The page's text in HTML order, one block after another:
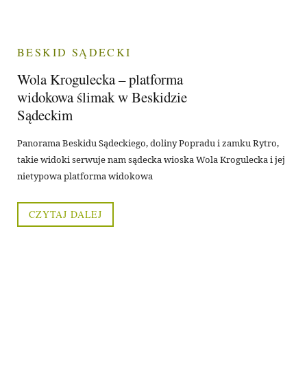
BESKID SĄDECKI
Wola Krogulecka – platforma
widokowa ślimak w Beskidzie
Sądeckim
Panorama Beskidu Sądeckiego, doliny Popradu i zamku Rytro,
takie widoki serwuje nam sądecka wioska Wola Krogulecka i jej
nietypowa platforma widokowa
CZYTAJ DALEJ